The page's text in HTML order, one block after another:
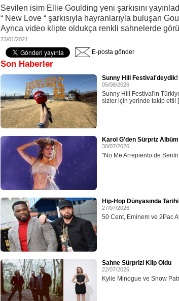
Sevilen isim Ellie Goulding yeni şarkısını
“ New Love “ şarkısıyla hayranlarıyla buluşan
Ayrıca video klipte oldukça renkli sahnelerde
23/01/2021
E-posta gönder
Son Haberler
Sunny Hill Festival'deydik!
05/08/2026
Sunny Hill Festival'in
sizler için yerinde takip etti!
Karol G'den Sürpriz
30/07/2026
"No Me Arrepiento de
Hip-Hop Dünyasında
27/07/2026
50 Cent, Eminem ve 2Pac
Sahne Sürprizi Klip Oldu
22/07/2026
Kylie Minogue ve Snow